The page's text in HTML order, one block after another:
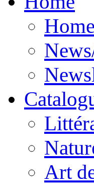
Home
Art